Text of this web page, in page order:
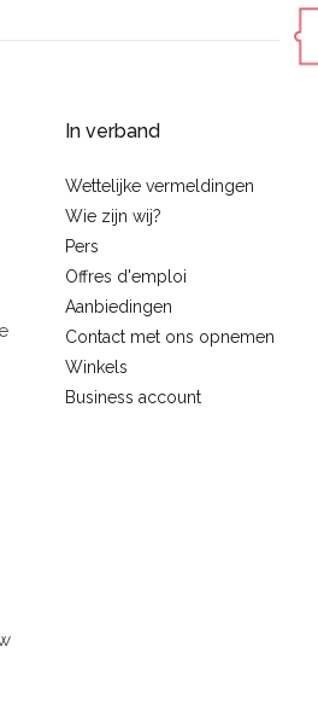
In verband
Wettelijke vermeldingen
Wie zijn wij?
Pers
Offres d'emploi
Aanbiedingen
Contact met ons opnemen
Winkels
Business account